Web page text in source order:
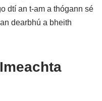
dtí an t-am a thógann sé
dearbhú a bheith